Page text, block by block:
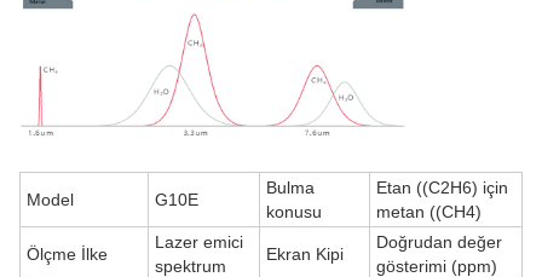
Model G10E
Bulma
konusu
Etan ((C2H6) için
metan ((CH4)
Ölçme İlke
Lazer emici
spektrum
Ekran Kipi
Doğrudan değer
gösterimi (ppm)